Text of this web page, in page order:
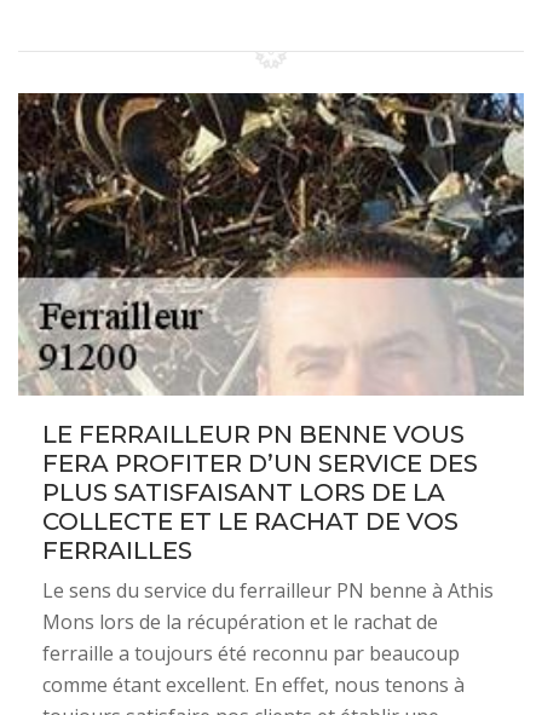
LE FERRAILLEUR PN BENNE VOUS
FERA PROFITER D’UN SERVICE DES
PLUS SATISFAISANT LORS DE LA
COLLECTE ET LE RACHAT DE VOS
FERRAILLES
Le sens du service du ferrailleur PN benne à Athis
Mons lors de la récupération et le rachat de
ferraille a toujours été reconnu par beaucoup
comme étant excellent. En effet, nous tenons à